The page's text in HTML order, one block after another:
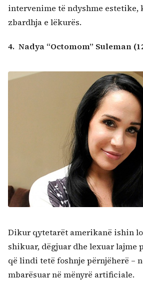
intervenime të ndyshme estetike,
zbardhja e lëkurës.
4. Nadya “Octomom” Suleman
Dikur qytetarët amerikanë ishin
shikuar, dëgjuar dhe lexuar lajme
që lindi tetë foshnje përnjëherë –
mbarësuar në mënyrë artificiale.